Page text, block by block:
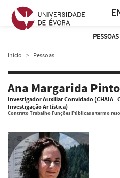
PESSOAS
Início Pessoas
Ana Margarida
Investigador Auxiliar Convidado (CHAIA -
Investigação Artística)
Contrato Trabalho Funções Públicas a termo